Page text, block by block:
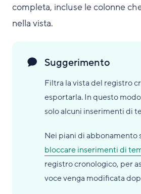
completa, incluse le colonne
nella vista.
Suggerimento
Filtra la vista del registro
esportarla. In questo
solo alcuni inserimenti di
Nei piani di abbonamento
bloccare inserimenti di
registro cronologico, per
voce venga modificata